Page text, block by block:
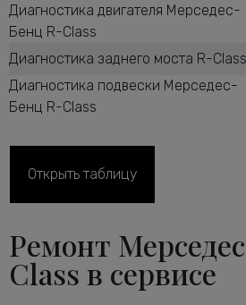
Диагностика двигателя Мерседес-
Бенц R-Class
Диагностика заднего моста R-Class
Диагностика подвески Мерседес-
Бенц R-Class
Class
Диагностика ТНВД дизельного
Мерседес-Бенц R-Class
Диагностика ходовой части
Мерседес-Бенц R-Class
Открыть таблицу
Ремонт
Class в сервисе